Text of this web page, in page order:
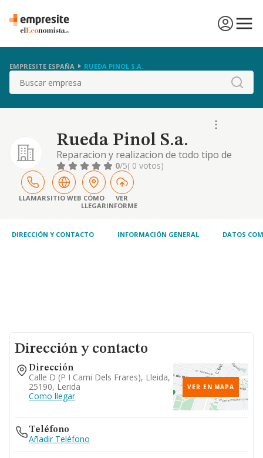
EMPRESITE ESPAÑA RUEDA PINOL S.A.
Buscar
Rueda Pinol S.a.
Reparacion y realizacion de todo tipo de
instalaciones electricas, calefaccion,
fontaneria, aire acondicionado y gas. la
representacion de marcas nacionales y
extranjeras de los mismos elementos, etc.
0/5( 0 votos)
LLAMARSITIO WEB CÓMO
LLEGAR
VER
INFORME
DIRECCIÓN Y CONTACTO INFORMACIÓN GENERAL DATOS
Dirección y contacto
Dirección
Calle D (p I Cami Dels Frares), Lleida,
25190, Lerida
Como llegar
VER EN MAPA
Teléfono
Añadir Teléfono